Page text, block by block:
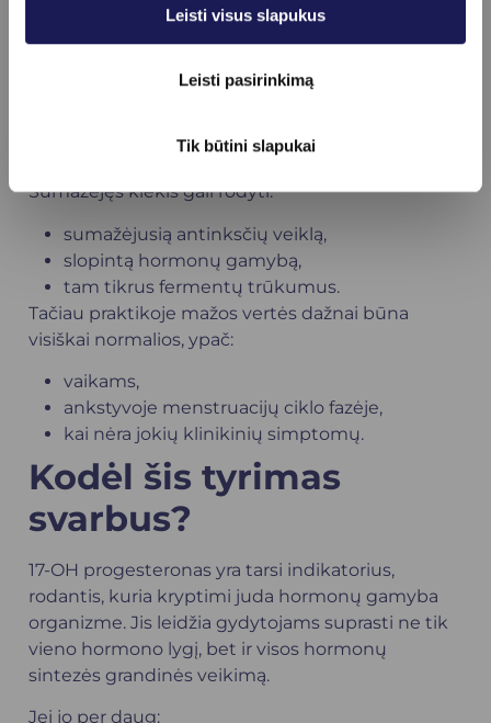
Leisti visus slapukus
Leisti pasirinkimą
Tik būtini slapukai
kai kuriais hormoniniais sutrikimais,
pavyzdžiui, policistinių kiaušidžių sindromu
progesteronas
Sumažėjęs kiekis gali rodyti:
sumažėjusią antinksčių veiklą,
slopintą hormonų gamybą,
tam tikrus fermentų trūkumus.
Tačiau praktikoje mažos vertės dažnai būna
visiškai normalios, ypač:
vaikams,
ankstyvoje menstruacijų ciklo fazėje,
kai nėra jokių klinikinių simptomų.
Kodėl šis tyrimas
svarbus?
17-OH progesteronas yra tarsi indikatorius,
rodantis, kuria kryptimi juda hormonų gamyba
organizme. Jis leidžia gydytojams suprasti ne tik
vieno hormono lygį, bet ir visos hormonų
sintezės grandinės veikimą.
Jei jo per daug: